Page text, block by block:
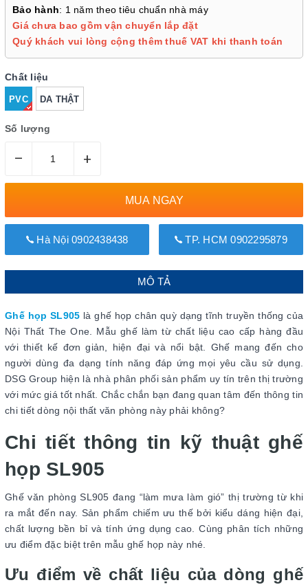
Bảo hành: 1 năm theo tiêu chuẩn nhà máy
Giá chưa bao gồm vận chuyển lắp đặt
Quý khách vui lòng cộng thêm thuế VAT khi thanh toán
Chất liệu
PVC DA THẬT
Số lượng
– +
MUA NGAY
Hà Nội 0902438438 TP. HCM 0902295879
MÔ TẢ
Ghế họp SL905 là ghế họp chân quỳ dạng tĩnh truyền thống của
Nội Thất The One. Mẫu ghế làm từ chất liệu cao cấp hàng đầu
với thiết kế đơn giản, hiện đại và nổi bật. Ghế mang đến cho
người dùng đa dạng tính năng đáp ứng mọi yêu cầu sử dụng.
DSG Group hiện là nhà phân phối sản phẩm uy tín trên thị trường
với mức giá tốt nhất. Chắc chắn bạn đang quan tâm đến thông tin
chi tiết dòng nội thất văn phòng này phải không?
Chi tiết thông tin kỹ thuật ghế
họp SL905
Ghế văn phòng SL905 đang “làm mưa làm gió” thị trường từ khi
ra mắt đến nay. Sản phẩm chiếm ưu thế bởi kiểu dáng hiện đại,
chất lượng bền bỉ và tính ứng dụng cao. Cùng phân tích những
ưu điểm đặc biệt trên mẫu ghế họp này nhé.
Ưu điểm về chất liệu của dòng ghế